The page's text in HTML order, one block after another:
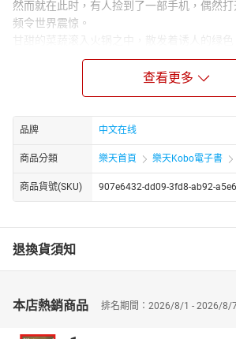
然而就在此时，有人捡到了一部手机，偶然
频令世界震惊。
甘甜的菜蔬滚入火锅之中，散发着诱人的绿色
烤的金黄的羊腿滋滋冒油，沾上芝麻般的孜然
鲜美的鱼汤炖的宛若牛奶一般纯白，撒上翠绿
饭桌旁，一名粉雕玉琢的小女孩咬掉半颗草莓
查看更多
品牌 中文在线
商品分類 樂天首頁 樂天Kobo電子書
商品貨號(SKU) 907e6432-dd09-3fd8-ab92-
退換貨須知
本店熱銷商品 排名期間：2026/8/1 - 2026/8/